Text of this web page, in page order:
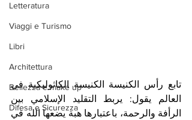
Letteratura
Viaggi e Turismo
Libri
Architettura
Bellezza e make up
Difesa e Sicurezza
تابع رأس الكنيسة الكنيسة الكاثوليكية في
الرأفة والرحمة، باعتبارها هبة يضعها الله في